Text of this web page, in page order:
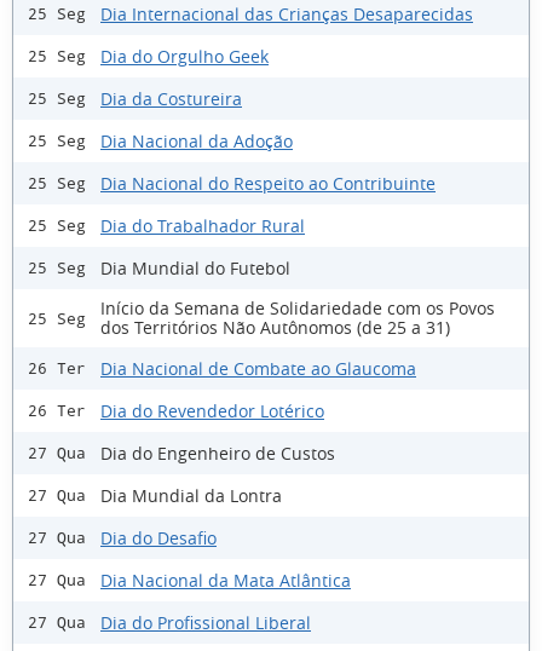
25 Seg Dia Internacional das Crianças Desaparecidas
25 Seg Dia do Orgulho Geek
25 Seg Dia da Costureira
25 Seg Dia Nacional da Adoção
25 Seg Dia Nacional do Respeito ao Contribuinte
25 Seg Dia do Trabalhador Rural
25 Seg Dia Mundial do Futebol
25 Seg
Início da Semana de Solidariedade com os Povos
dos Territórios Não Autônomos (de 25 a 31)
26 Ter Dia Nacional de Combate ao Glaucoma
26 Ter Dia do Revendedor Lotérico
27 Qua Dia do Engenheiro de Custos
27 Qua Dia Mundial da Lontra
27 Qua Dia do Desafio
27 Qua Dia Nacional da Mata Atlântica
27 Qua Dia do Profissional Liberal